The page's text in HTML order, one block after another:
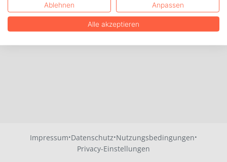
Impressum·Datenschutz·Nutzungsbedingungen·
Privacy-Einstellungen
Ablehnen Anpassen
Alle akzeptieren